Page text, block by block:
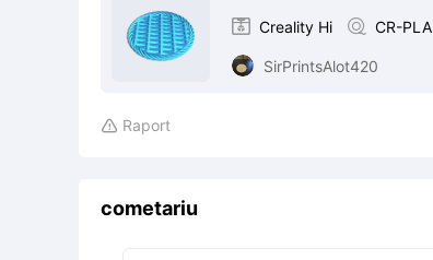
 Creality Hi  CR-PLA
SirPrintsAlot420
 Raport
cometariu